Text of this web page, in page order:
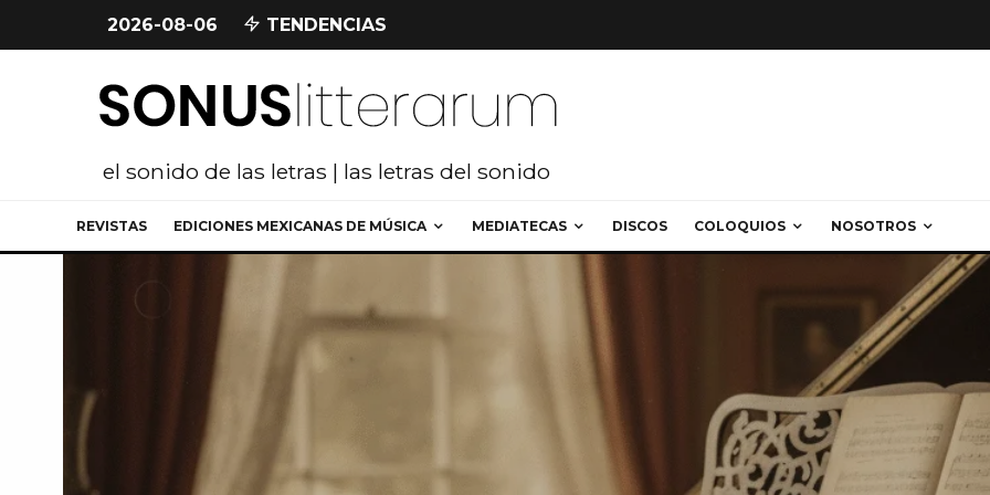
2026-08-06 TENDENCIAS
el sonido de las letras | las letras del sonido
REVISTAS EDICIONES MEXICANAS DE MÚSICA MEDIATECAS DISCOS COLOQUIOS NOSOTROS